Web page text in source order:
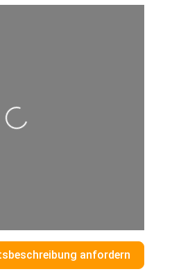
Wird geladen …
anfordern